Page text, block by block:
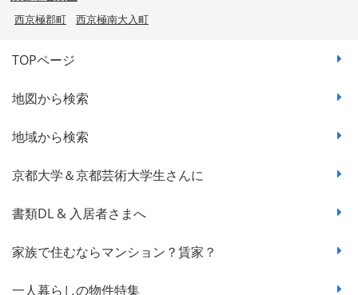
西京極郡町 西京極南大入町
TOPページ
地図から検索
地域から検索
京都大学＆京都芸術大学生さんに
書類DL & 入居者さまへ
家族で住むならマンション？賃家？
一人暮らしの物件特集